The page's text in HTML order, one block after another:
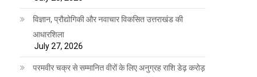
विज्ञान, प्रौद्योगिकी और नवाचार विकसित उत्तराखंड की
आधारशिला
July 27, 2026
परमवीर चक्र से सम्मानित वीरों के लिए अनुग्रह राशि डेढ़ करोड़